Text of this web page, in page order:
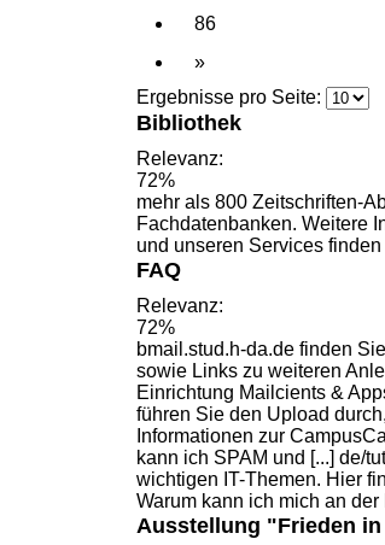
86
»
Ergebnisse pro Seite:
Bibliothek
Relevanz:
72%
mehr als 800 Zeitschriften-
Fachdatenbanken.Weitere
und unseren Services
FAQ
Relevanz:
72%
bmail.stud.h-da.de finden
sowie Links zuweiteren
Einrichtung Mailcients &
führen Sie den Upload
Informationen zur
kann ich SPAM und [...] de/
wichtigen IT-Themen. Hier
Warum kann ich mich an
Ausstellung "Frieden